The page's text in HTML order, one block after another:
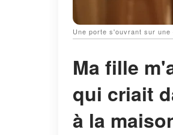
Une porte s'ouvrant sur
Ma fille
qui criait
à la